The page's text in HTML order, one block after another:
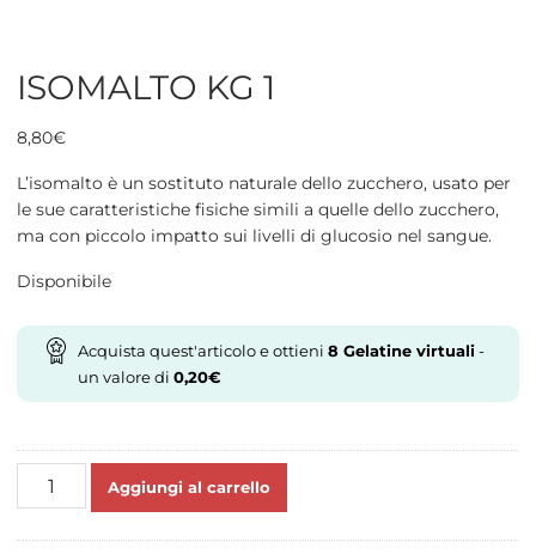
ISOMALTO KG 1
8,80€
L’isomalto è un sostituto naturale dello zucchero, usato per
le sue caratteristiche fisiche simili a quelle dello zucchero,
ma con piccolo impatto sui livelli di glucosio nel sangue.
Disponibile
Acquista quest'articolo e ottieni 8 Gelatine virtuali-
un valore di 0,20€
ISOMALTO
Aggiungi al carrello